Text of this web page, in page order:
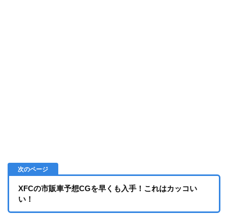
XFCの市販車予想CGを早くも入手！これはカッコい
い！